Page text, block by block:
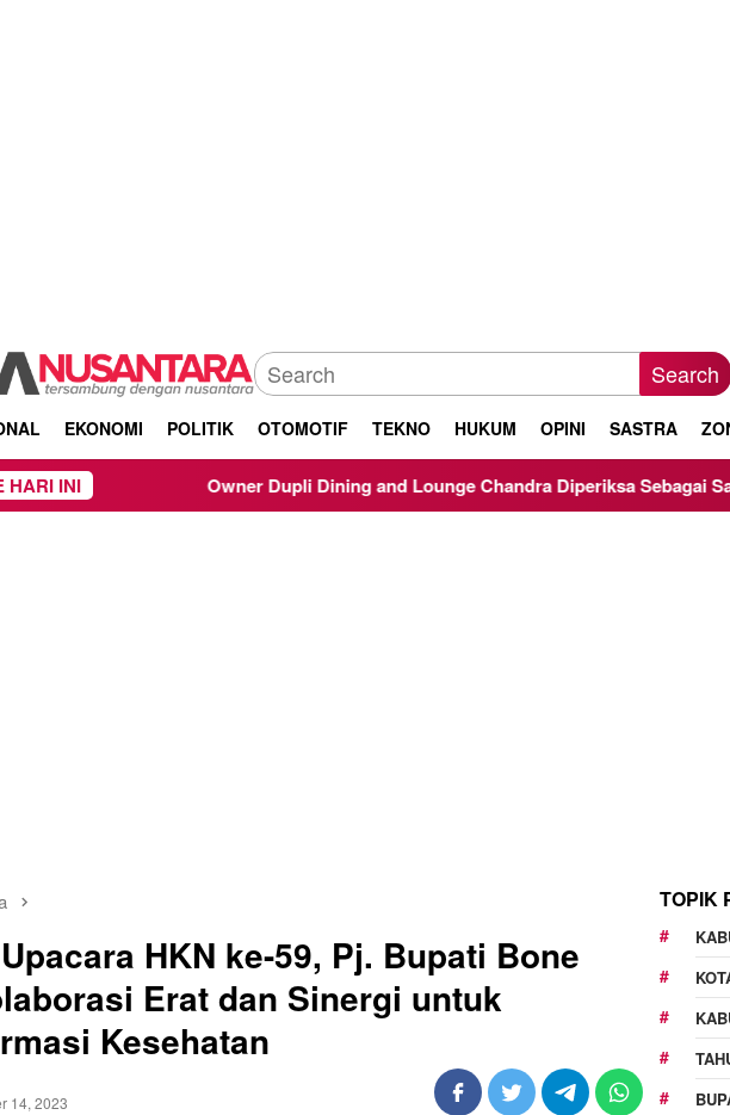
Search
EKONOMI POLITIK OTOMOTIF TEKNO HUKUM OPINI SASTRA
HARI INIOwner Dupli Dining and Lounge Chandra Diperiksa Sebagai Saksi Kasus
HKN ke-59, Pj. Bupati Bone
Erat dan Sinergi untuk
Kesehatan
14, 2023
TOPIK